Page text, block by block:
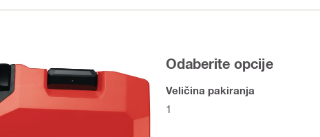
Odaberite opcije
Veličina pakiranja
1